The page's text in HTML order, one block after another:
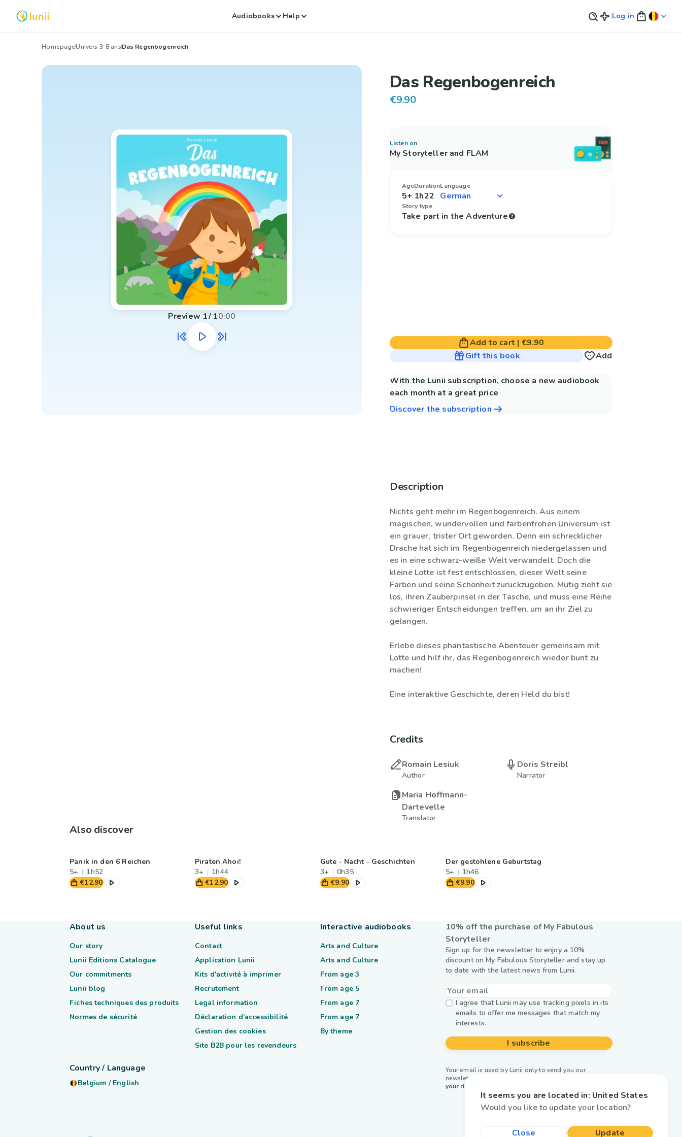
Audiobooks Help Log in
HomepageUnivers 3-8 ansDas Regenbogenreich
Preview 1/ 10:00
Das Regenbogenreich
€9.90
Listen on
My Storyteller and FLAM
Age
5+
Duration
1h22
Language
Story type
Take part in the Adventure
Add to cart | €9.90
Gift this book
Add
With the Lunii subscription, choose a new audiobook
each month at a great price
Discover the subscription
Description
Nichts geht mehr im Regenbogenreich. Aus einem
magischen, wundervollen und farbenfrohen Universum ist
ein grauer, trister Ort geworden. Denn ein schrecklicher
Drache hat sich im Regenbogenreich niedergelassen und
es in eine schwarz-weiße Welt verwandelt. Doch die
kleine Lotte ist fest entschlossen, dieser Welt seine
Farben und seine Schönheit zurückzugeben. Mutig zieht sie
los, ihren Zauberpinsel in der Tasche, und muss eine Reihe
schwieriger Entscheidungen treffen, um an ihr Ziel zu
gelangen.
Erlebe dieses phantastische Abenteuer gemeinsam mit
Lotte und hilf ihr, das Regenbogenreich wieder bunt zu
machen!
Eine interaktive Geschichte, deren Held du bist!
Credits
Romain Lesiuk
Author
Doris Streibl
Narrator
Maria Hoffmann-
Dartevelle
Translator
Also discover
Panik in den 6 Reichen
5+
1h52
€12.90
Piraten Ahoi!
3+
1h44
€12.90
Gute - Nacht - Geschichten
3+
0h35
€9.90
Der gestohlene Geburtstag
5+
1h46
€9.90
10% off the purchase of My Fabulous
Storyteller
Sign up for the newsletter to enjoy a 10%
discount on My Fabulous Storyteller and stay up
to date with the latest news from Lunii.
I agree that Lunii may use tracking pixels in its
emails to offer me messages that match my
interests.
I subscribe
Your email is used by Lunii only to send you our
newsletter. Learn more about
your rights.
About us
Our story
Lunii Editions Catalogue
Our commitments
Lunii blog
Fiches techniques des produits
Normes de sécurité
Useful links
Contact
Application Lunii
Kits d'activité à imprimer
Recrutement
Legal information
Déclaration d’accessibilité
Gestion des cookies
Site B2B pour les revendeurs
Interactive audiobooks
Arts and Culture
Arts and Culture
From age 3
From age 5
From age 7
From age 7
By theme
Country / Language
Belgium / English
It seems you are located in: United States
Would you like to update your location?
Close Update